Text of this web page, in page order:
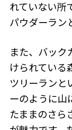
れていない所
パウダーラン
また、バック
けられている
ツリーランと
ーのように山
たままのさら